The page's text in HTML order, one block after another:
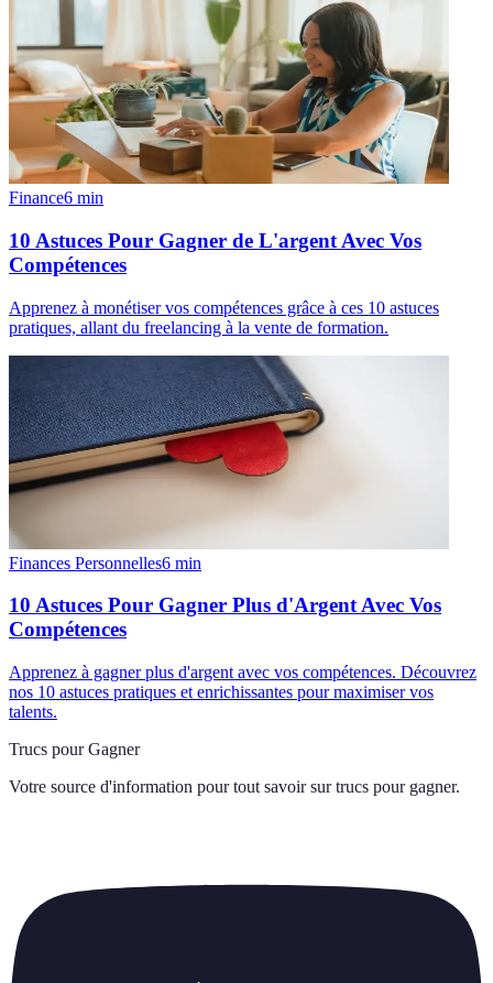
Finance6 min
10 Astuces Pour Gagner de L'argent Avec Vos
Compétences
Apprenez à monétiser vos compétences grâce à ces 10 astuces
pratiques, allant du freelancing à la vente de formation.
Finances Personnelles6 min
10 Astuces Pour Gagner Plus d'Argent Avec Vos
Compétences
Apprenez à gagner plus d'argent avec vos compétences. Découvrez
nos 10 astuces pratiques et enrichissantes pour maximiser vos
talents.
Trucs pour Gagner
Votre source d'information pour tout savoir sur trucs pour gagner.